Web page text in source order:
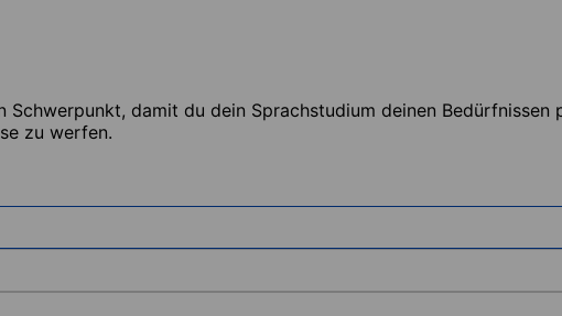
Schwerpunkt, damit du dein Sprachstudium deinen
zu werfen.